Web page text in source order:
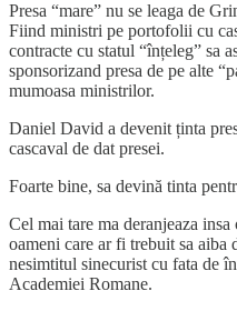
Presa “mare” nu se leaga de
Fiind ministri pe portofolii cu
contracte cu statul “înțeleg” sa
sponsorizand presa de pe alte
mumoasa ministrilor.
Daniel David a devenit ținta
cascaval de dat presei.
Foarte bine, sa devină tinta
Cel mai tare ma deranjeaza
oameni care ar fi trebuit sa aiba
nesimtitul sinecurist cu fata de
Academiei Romane.